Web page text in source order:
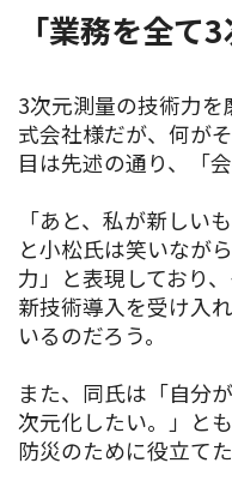
「業務を全て
3次元測量の技術力
式会社様だが、何が
目は先述の通り、「
「あと、私が新しい
と小松氏は笑いなが
力」と表現しており
新技術導入を受け入
いるのだろう。
また、同氏は「自分
次元化したい。」と
防災のために役立てた